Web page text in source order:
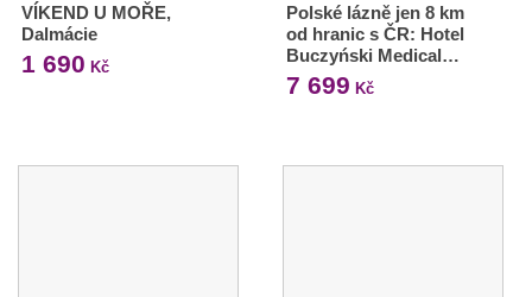
VÍKEND U MOŘE,
Dalmácie
1 690 Kč
Polské lázně jen 8 km
od hranic s ČR: Hotel
Buczyński Medical…
7 699 Kč